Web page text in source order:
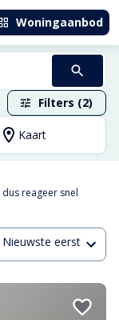
Woningaanbod
Filters (2)
Kaart
dus reageer snel
Nieuwste eerst